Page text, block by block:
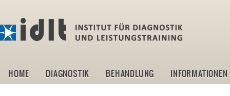
HOME DIAGNOSTIK BEHANDLUNG INFORMATIONEN